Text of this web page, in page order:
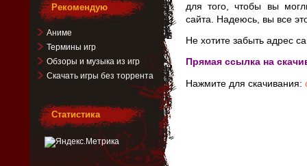
для того, чтобы вы
сайта. Надеюсь, вы все
Не хотите забыть адрес
Прямая ссылка на
Нажмите для скачивания:
Рекомендую
Аниме
Термины игр
Обзоры и музыка из игр
Скачать игры без торрента
Статистика